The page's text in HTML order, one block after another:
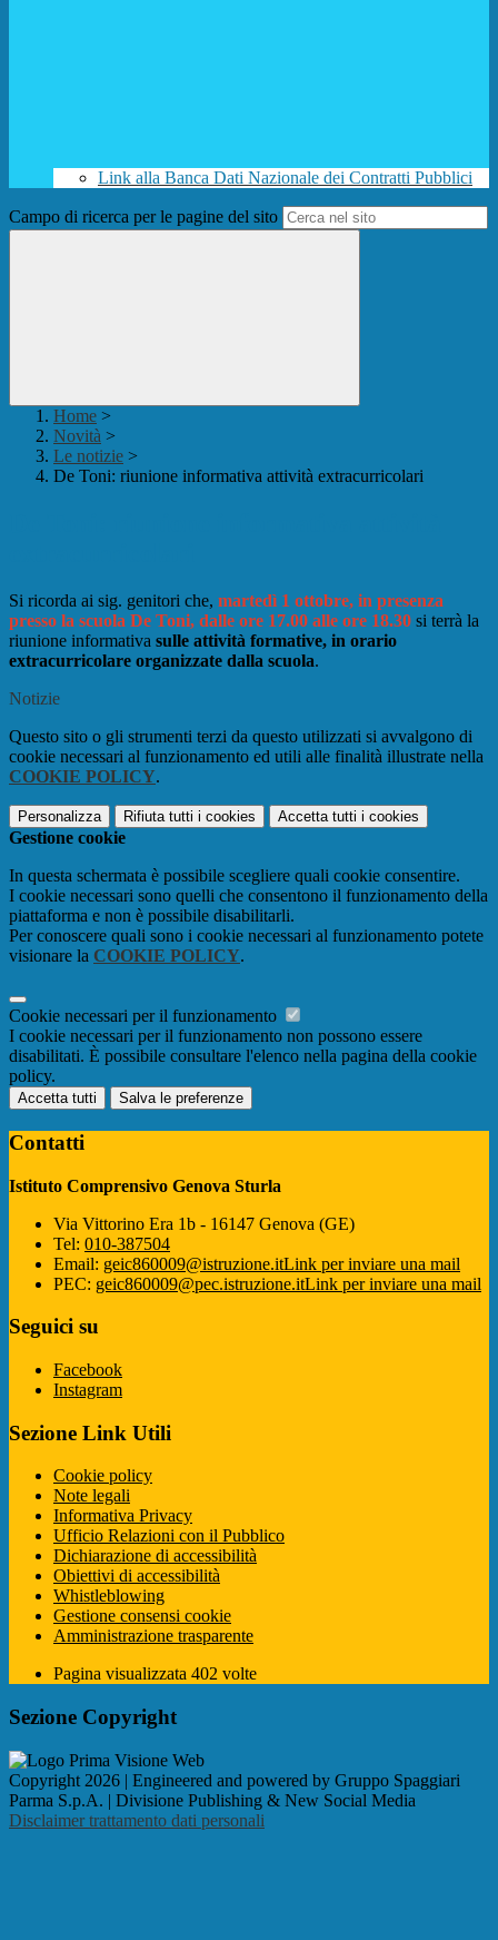
Link alla Banca Dati Nazionale dei Contratti Pubblici
Campo di ricerca per le pagine del sito
Home >
Novità >
Le notizie >
De Toni: riunione informativa attività extracurricolari
Si ricorda ai sig. genitori che, martedì 1 ottobre, in presenza
presso la scuola De Toni, dalle ore 17.00 alle ore 18.30 si terrà la
riunione informativa sulle attività formative, in orario
extracurricolare organizzate dalla scuola.
Notizie
Questo sito o gli strumenti terzi da questo utilizzati si avvalgono di
cookie necessari al funzionamento ed utili alle finalità illustrate nella
COOKIE POLICY.
Personalizza Rifiuta tutti i cookies Accetta tutti i cookies
Gestione cookie
In questa schermata è possibile scegliere quali cookie consentire.
I cookie necessari sono quelli che consentono il funzionamento della
piattaforma e non è possibile disabilitarli.
Per conoscere quali sono i cookie necessari al funzionamento potete
visionare la COOKIE POLICY.
Cookie necessari per il funzionamento
I cookie necessari per il funzionamento non possono essere
disabilitati. È possibile consultare l'elenco nella pagina della cookie
policy.
Accetta tutti Salva le preferenze
Contatti
Istituto Comprensivo Genova Sturla
Via Vittorino Era 1b - 16147 Genova (GE)
Tel: 010-387504
Email: geic860009@istruzione.itLink per inviare una mail
PEC: geic860009@pec.istruzione.itLink per inviare una mail
Seguici su
Facebook
Instagram
Sezione Link Utili
Cookie policy
Note legali
Informativa Privacy
Ufficio Relazioni con il Pubblico
Dichiarazione di accessibilità
Obiettivi di accessibilità
Whistleblowing
Gestione consensi cookie
Amministrazione trasparente
Pagina visualizzata 402 volte
Sezione Copyright
Copyright 2026 | Engineered and powered by Gruppo Spaggiari
Parma S.p.A. | Divisione Publishing & New Social Media
Disclaimer trattamento dati personali